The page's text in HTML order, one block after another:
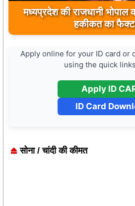
मुख्यमंत्री डॉ. मोहन यादव ने
का अवलोकन कर पर्यटन विकास
Apply online for your ID card or
using the quick
Apply ID
ID Card
सोना / चांदी की कीमत